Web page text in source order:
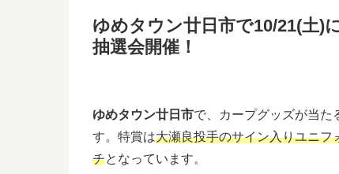
ゆめタウン廿日市で10/21(土)
抽選会開催！
ゆめタウン廿日市で、カープグッズが当た
す。特賞は大瀬良投手のサイン入りユニフ
チとなっています。